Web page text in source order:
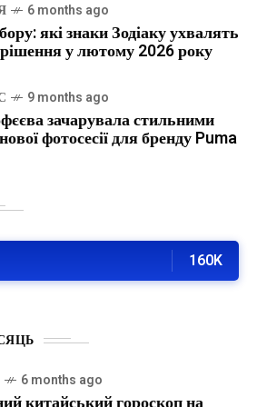
6 months ago
які знаки Зодіаку ухвалять
у лютому 2026 року
9 months ago
зачарувала стильними
фотосесії для бренду Puma
160K
6 months ago